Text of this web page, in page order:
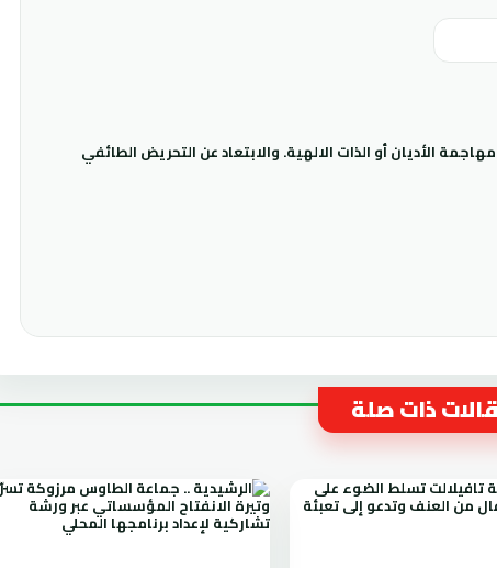
الأديان أو الذات الالهية. والابتعاد عن التحريض الطائفي
ذات صلة